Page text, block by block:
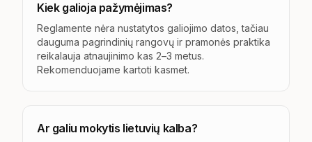
Kiek galioja pažymėjimas?
Reglamente nėra nustatytos galiojimo datos, tačiau
dauguma pagrindinių rangovų ir pramonės praktika
reikalauja atnaujinimo kas 2–3 metus.
Rekomenduojame kartoti kasmet.
Ar galiu mokytis lietuvių kalba?